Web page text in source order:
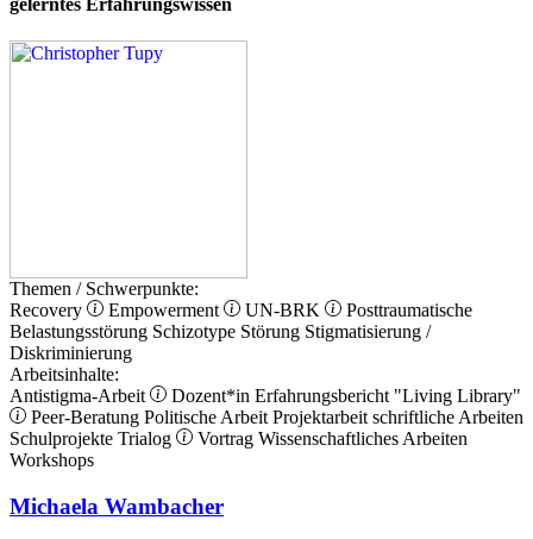
gelerntes Erfahrungswissen
Themen / Schwerpunkte:
Recovery
Empowerment UN-BRK
Posttraumatische
Belastungsstörung Schizotype Störung Stigmatisierung /
Diskriminierung
Arbeitsinhalte:
Antistigma-Arbeit
Dozent*in Erfahrungsbericht "Living Library"
Peer-Beratung Politische Arbeit Projektarbeit schriftliche Arbeiten
Schulprojekte Trialog Vortrag Wissenschaftliches Arbeiten
Workshops
Michaela Wambacher